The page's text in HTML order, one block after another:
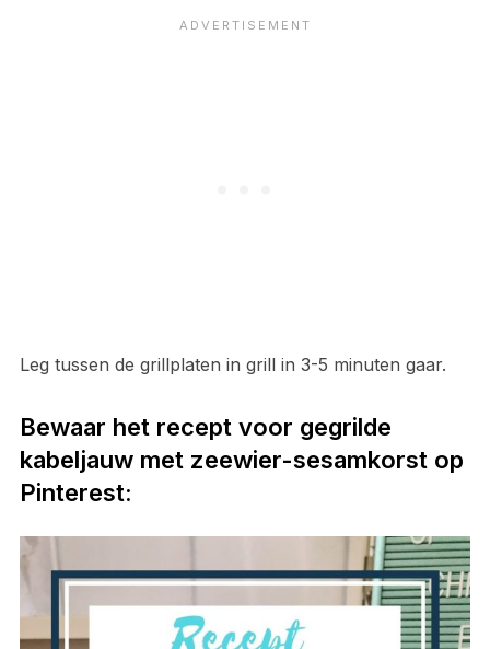
Leg tussen de grillplaten in grill in 3-5 minuten gaar.
Bewaar het recept voor gegrilde
kabeljauw met zeewier-sesamkorst op
Pinterest: